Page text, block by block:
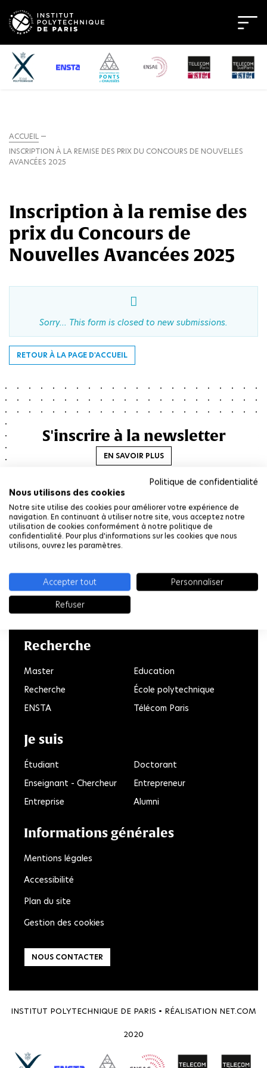
Politique de confidentialité
Nous utilisons des cookies
Notre site utilise des cookies pour améliorer votre expérience de
navigation. En continuant à utiliser notre site, vous acceptez notre
utilisation de cookies conformément à notre politique de
confidentialité. Pour plus d'informations sur les cookies que nous
utilisons, ouvrez les paramètres.
Accepter tout
Personnaliser
Refuser
ACCUEIL
INSCRIPTION À LA REMISE DES PRIX DU CONCOURS DE NOUVELLES
AVANCÉES 2025
Inscription à la remise des
prix du Concours de
Nouvelles Avancées 2025
Message
d'état
Sorry… This form is closed to new submissions.
RETOUR À LA PAGE D'ACCUEIL
S'inscrire à la newsletter
EN SAVOIR PLUS
LinkedIn
Twitter
Facebook
Instagram
Youtube
FlickR
Recherche
Master
Education
Recherche
École polytechnique
ENSTA
Télécom Paris
Je suis
Étudiant
Doctorant
Enseignant - Chercheur
Entrepreneur
Entreprise
Alumni
Informations générales
Mentions légales
Accessibilité
Plan du site
Gestion des cookies
NOUS CONTACTER
INSTITUT POLYTECHNIQUE DE PARIS • RÉALISATION NET.COM
2020